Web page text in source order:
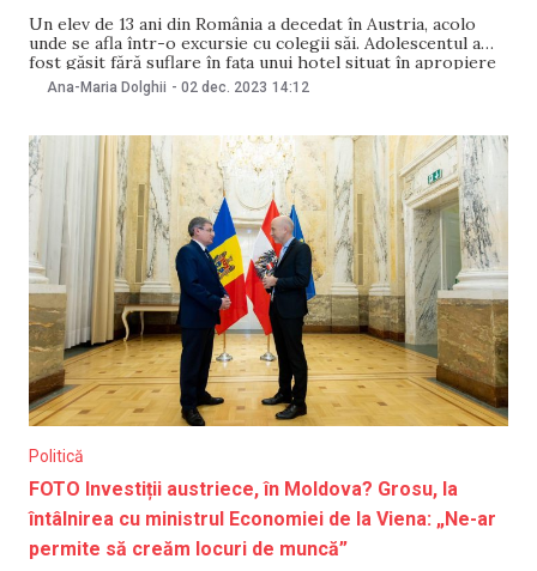
Un elev de 13 ani din România a decedat în Austria, acolo
unde se afla într-o excursie cu colegii săi. Adolescentul a
fost găsit fără suflare în fața unui hotel situat în apropiere
de Viena, unde era cazat. Cazul a avut loc pe 1 decembrie,
relatează Antena 3. Oamenii legii
Ana-Maria Dolghii - 02 dec. 2023 14:12
Politică
FOTO Investiții austriece, în Moldova? Grosu, la
întâlnirea cu ministrul Economiei de la Viena: „Ne-ar
permite să creăm locuri de muncă”